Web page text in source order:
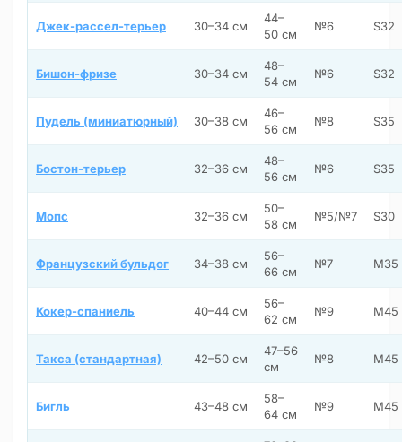
Джек-рассел-терьер 30–34 см
44–
50 см
№6 S32
Бишон-фризе 30–34 см
48–
54 см
№6 S32
Пудель (миниатюрный) 30–38 см
46–
56 см
№8 S35
Бостон-терьер 32–36 см
48–
56 см
№6 S35
Мопс 32–36 см
50–
58 см
№5/№7 S30
Французский бульдог 34–38 см
56–
66 см
№7 M35
Кокер-спаниель 40–44 см
56–
62 см
№9 M45
Такса (стандартная) 42–50 см
47–56
см
№8 M45
Бигль 43–48 см
58–
64 см
№9 M45